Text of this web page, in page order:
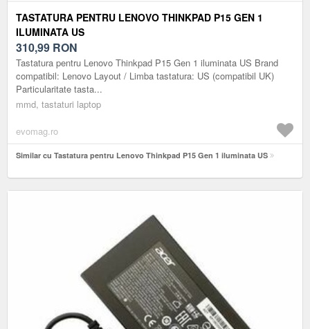
TASTATURA PENTRU LENOVO THINKPAD P15 GEN 1
ILUMINATA US
310,99 RON
Tastatura pentru Lenovo Thinkpad P15 Gen 1 iluminata US Brand
compatibil: Lenovo Layout / Limba tastatura: US (compatibil UK)
Particularitate tasta...
mmd, tastaturi laptop
evomag.ro
Similar cu Tastatura pentru Lenovo Thinkpad P15 Gen 1 iluminata US